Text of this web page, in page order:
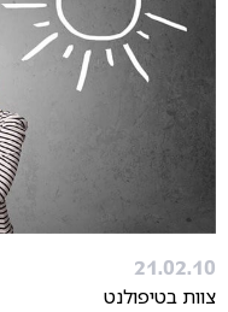
21.02.10
צוות בטיפולנט